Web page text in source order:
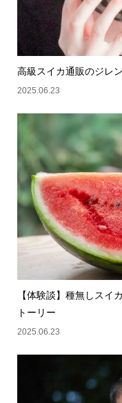
高級スイカ通販のジレ
2025.06.23
【体験談】種無しスイ
トーリー
2025.06.23